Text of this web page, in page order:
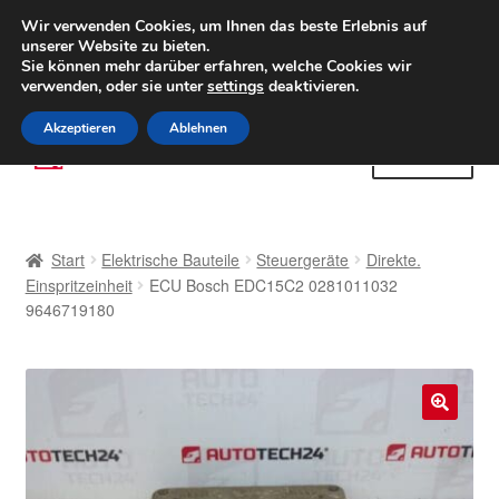
LIEFERUNG ab 6 EUR
Weltweiter Versand
(800) 500 564Mo-Fr 9-16 Uhr
Zur
Navigation
Zum
Inhalt
AGB
Datenschutz-Bestimmungen
Start Elektrische Bauteile Steuergeräte
Direkte.
Einspritzeinheit
ECU Bosch EDC15C2 0281011032
9646719180
Wir verwenden Cookies, um Ihnen das beste Erlebnis auf
unserer Website zu bieten.
Sie können mehr darüber erfahren, welche Cookies wir
verwenden, oder sie untersettings deaktivieren.
Akzeptieren Ablehnen